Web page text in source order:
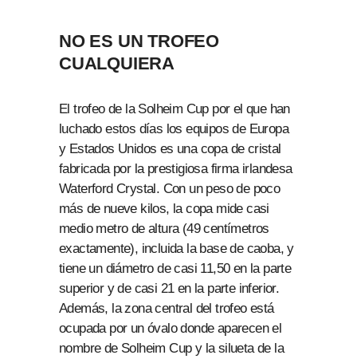
NO ES UN TROFEO
CUALQUIERA
El trofeo de la Solheim Cup por el que han
luchado estos días los equipos de Europa
y Estados Unidos es una copa de cristal
fabricada por la prestigiosa firma irlandesa
Waterford Crystal. Con un peso de poco
más de nueve kilos, la copa mide casi
medio metro de altura (49 centímetros
exactamente), incluida la base de caoba, y
tiene un diámetro de casi 11,50 en la parte
superior y de casi 21 en la parte inferior.
Además, la zona central del trofeo está
ocupada por un óvalo donde aparecen el
nombre de Solheim Cup y la silueta de la